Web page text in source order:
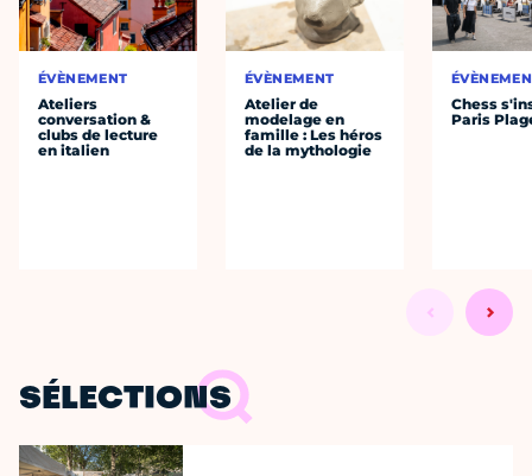
ÉVÈNEMENT
Ateliers
conversation &
clubs de lecture
en italien
ÉVÈNEMENT
Atelier de
modelage en
famille : Les héros
de la mythologie
Chess
Paris
SÉLECTIONS